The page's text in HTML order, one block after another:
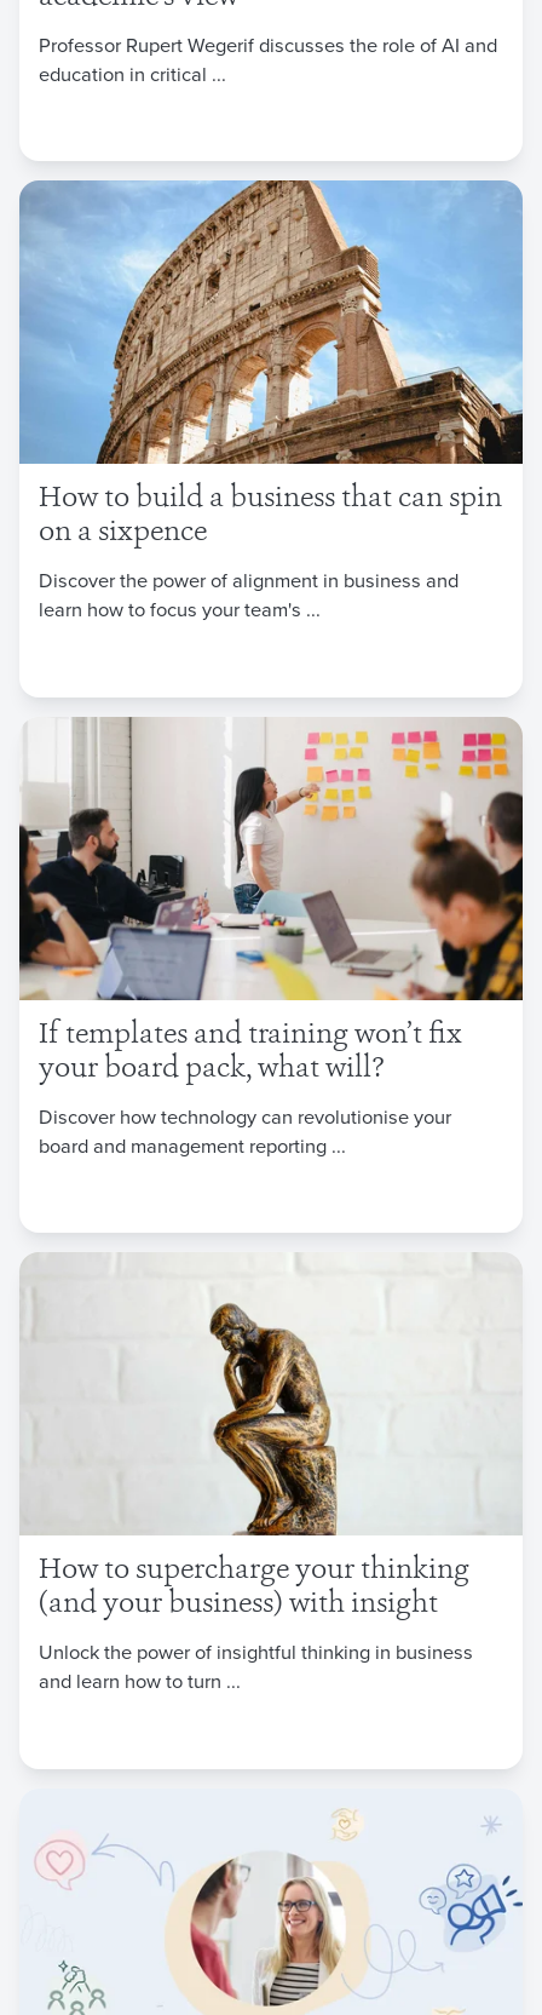
Professor Rupert Wegerif discusses the role of AI and
education in critical ...
How to build a business that can spin
on a sixpence
Discover the power of alignment in business and
learn how to focus your team's ...
If templates and training won’t fix
your board pack, what will?
Discover how technology can revolutionise your
board and management reporting ...
How to supercharge your thinking
(and your business) with insight
Unlock the power of insightful thinking in business
and learn how to turn ...